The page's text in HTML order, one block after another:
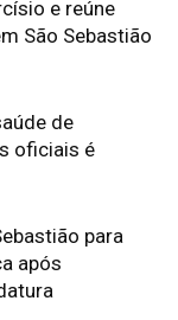
e reúne
São Sebastião
de
oficiais é
para
após